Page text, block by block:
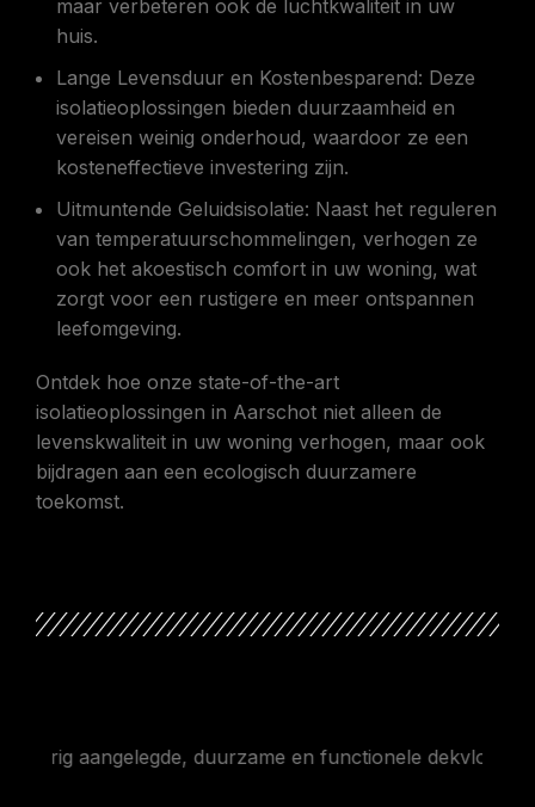
maar verbeteren ook de luchtkwaliteit in uw
huis.
Lange Levensduur en Kostenbesparend: Deze
isolatieoplossingen bieden duurzaamheid en
vereisen weinig onderhoud, waardoor ze een
kosteneffectieve investering zijn.
Uitmuntende Geluidsisolatie: Naast het reguleren
van temperatuurschommelingen, verhogen ze
ook het akoestisch comfort in uw woning, wat
zorgt voor een rustigere en meer ontspannen
leefomgeving.
Ontdek hoe onze state-of-the-art
isolatieoplossingen in Aarschot niet alleen de
levenskwaliteit in uw woning verhogen, maar ook
bijdragen aan een ecologisch duurzamere
toekomst.
duurzame en functionele dekvloer die voldoet